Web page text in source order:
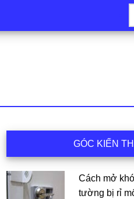
chính
GÓC KIẾN
Cách mở
tường bị rỉ